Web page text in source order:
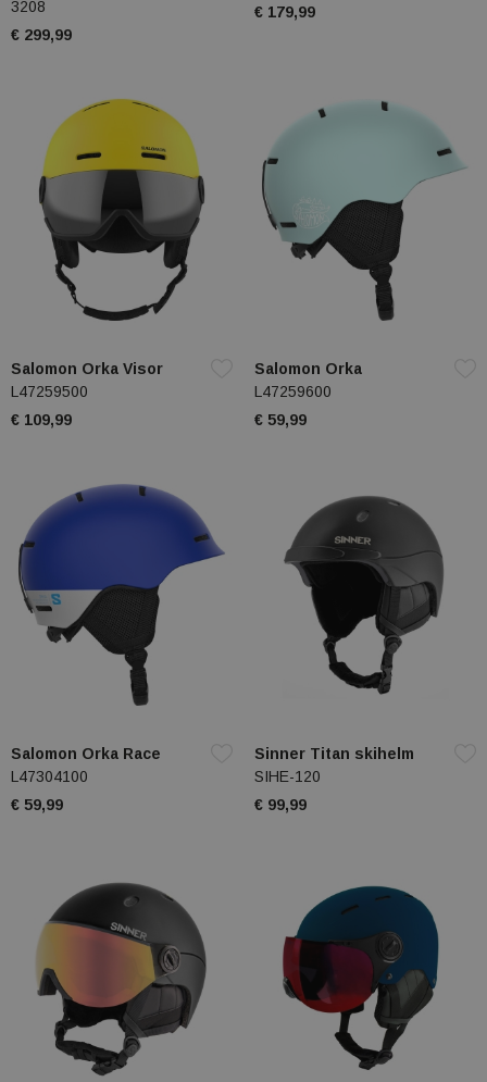
3208
€ 299,99
€ 179,99
Salomon Orka Visor
L47259500
€ 109,99
Salomon Orka
L47259600
€ 59,99
Salomon Orka Race
L47304100
€ 59,99
Sinner Titan skihelm
SIHE-120
€ 99,99